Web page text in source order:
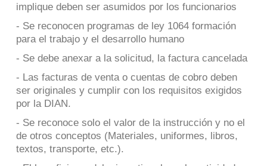
implique deben ser asumidos por los funcionarios
- Se reconocen programas de ley 1064 formación
para el trabajo y el desarrollo humano
- Se debe anexar a la solicitud, la factura cancelada
- Las facturas de venta o cuentas de cobro deben
ser originales y cumplir con los requisitos exigidos
por la DIAN.
- Se reconoce solo el valor de la instrucción y no el
de otros conceptos (Materiales, uniformes, libros,
textos, transporte, etc.).